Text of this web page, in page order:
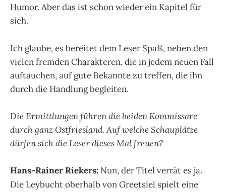
Humor. Aber das ist schon wieder ein Kapitel für
sich.
Ich glaube, es bereitet dem Leser Spaß, neben den
vielen fremden Charakteren, die in jedem neuen Fall
auftauchen, auf gute Bekannte zu treffen, die ihn
durch die Handlung begleiten.
Die Ermittlungen führen die beiden Kommissare
durch ganz Ostfriesland. Auf welche Schauplätze
dürfen sich die Leser dieses Mal freuen?
Hans-Rainer Riekers: Nun, der Titel verrät es ja.
Die Leybucht oberhalb von Greetsiel spielt eine